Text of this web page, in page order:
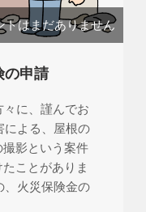
トはまだありません
の申請
に、謹んでお
による、屋根の
影という案件
ことがありま
、火災保険金の